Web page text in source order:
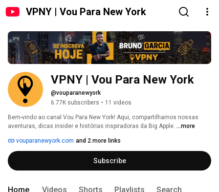
VPNY | Vou Para New York
VPNY | Vou Para New York
@vouparanewyork
6.77K subscribers • 11 videos
Bem-vindo ao canal Vou Para New York! Aqui, compartilhamos nossas
aventuras, dicas insider e histórias inspiradoras da Big Apple. ...more
vouparanewyork.com and 2 more links
Subscribe
Home Videos Shorts Playlists Search